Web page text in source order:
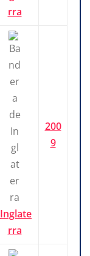
rra
Inglate
rra
200
9